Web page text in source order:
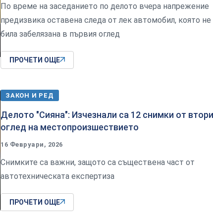
По време на заседанието по делото вчера напрежение
предизвика оставена следа от лек автомобил, която не
била забелязана в първия оглед
ПРОЧЕТИ ОЩЕ
ЗАКОН И РЕД
Делото "Сияна": Изчезнали са 12 снимки от
оглед на местопроизшествието
16 Февруари, 2026
Снимките са важни, защото са съществена част от
автотехническата експертиза
ПРОЧЕТИ ОЩЕ